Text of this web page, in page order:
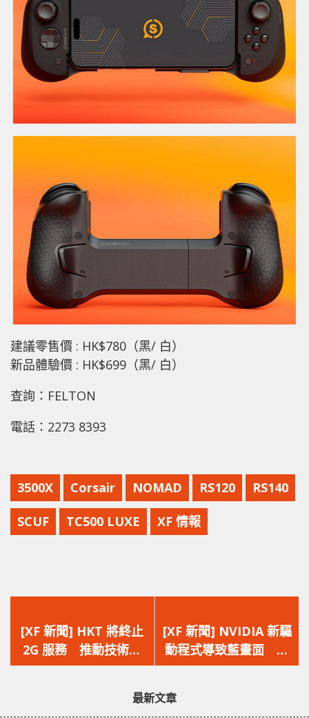
建議零售價 : HK$780（黑/ 白）
新品體驗價 : HK$699（黑/ 白）
查詢：FELTON
電話：2273 8393
3500X Corsair NOMAD RS120 RS140
SCUF TC500 LUXE XF 情報
一
篇
文
[XF 新聞] HKT 將終止
2G 服務 推動技術升
級 2G 客戶比例極低
一
篇
文
[XF 新聞] NVIDIA 新驅
動程式導致藍畫面 主
要原因是舊 CPU 不支
最新文章